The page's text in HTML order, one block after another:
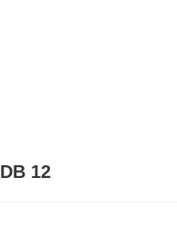
DB 12